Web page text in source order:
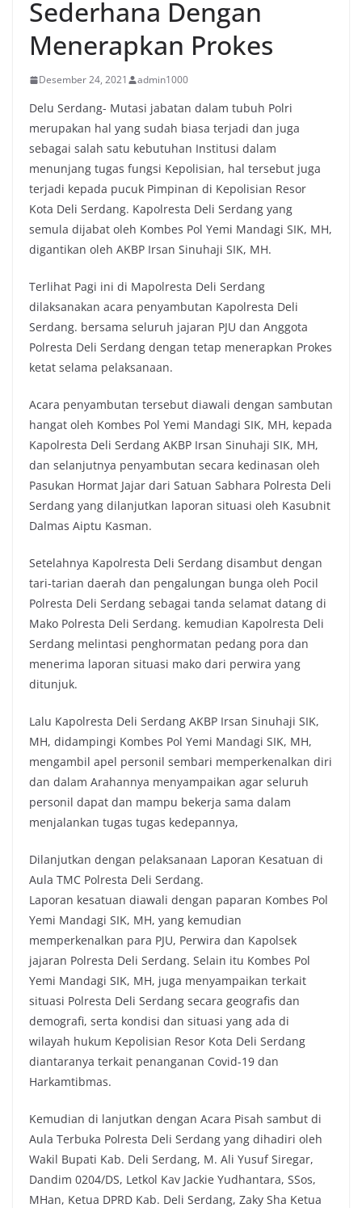
Sederhana Dengan
Menerapkan Prokes
Desember 24, 2021 admin1000
Delu Serdang- Mutasi jabatan dalam tubuh Polri
merupakan hal yang sudah biasa terjadi dan juga
sebagai salah satu kebutuhan Institusi dalam
menunjang tugas fungsi Kepolisian, hal tersebut juga
terjadi kepada pucuk Pimpinan di Kepolisian Resor
Kota Deli Serdang. Kapolresta Deli Serdang yang
semula dijabat oleh Kombes Pol Yemi Mandagi SIK, MH,
digantikan oleh AKBP Irsan Sinuhaji SIK, MH.
Terlihat Pagi ini di Mapolresta Deli Serdang
dilaksanakan acara penyambutan Kapolresta Deli
Serdang. bersama seluruh jajaran PJU dan Anggota
Polresta Deli Serdang dengan tetap menerapkan Prokes
ketat selama pelaksanaan.
Acara penyambutan tersebut diawali dengan sambutan
hangat oleh Kombes Pol Yemi Mandagi SIK, MH, kepada
Kapolresta Deli Serdang AKBP Irsan Sinuhaji SIK, MH,
dan selanjutnya penyambutan secara kedinasan oleh
Pasukan Hormat Jajar dari Satuan Sabhara Polresta Deli
Serdang yang dilanjutkan laporan situasi oleh Kasubnit
Dalmas Aiptu Kasman.
Setelahnya Kapolresta Deli Serdang disambut dengan
tari-tarian daerah dan pengalungan bunga oleh Pocil
Polresta Deli Serdang sebagai tanda selamat datang di
Mako Polresta Deli Serdang. kemudian Kapolresta Deli
Serdang melintasi penghormatan pedang pora dan
menerima laporan situasi mako dari perwira yang
ditunjuk.
Lalu Kapolresta Deli Serdang AKBP Irsan Sinuhaji SIK,
MH, didampingi Kombes Pol Yemi Mandagi SIK, MH,
mengambil apel personil sembari memperkenalkan diri
dan dalam Arahannya menyampaikan agar seluruh
personil dapat dan mampu bekerja sama dalam
menjalankan tugas tugas kedepannya,
Dilanjutkan dengan pelaksanaan Laporan Kesatuan di
Aula TMC Polresta Deli Serdang.
Laporan kesatuan diawali dengan paparan Kombes Pol
Yemi Mandagi SIK, MH, yang kemudian
memperkenalkan para PJU, Perwira dan Kapolsek
jajaran Polresta Deli Serdang. Selain itu Kombes Pol
Yemi Mandagi SIK, MH, juga menyampaikan terkait
situasi Polresta Deli Serdang secara geografis dan
demografi, serta kondisi dan situasi yang ada di
wilayah hukum Kepolisian Resor Kota Deli Serdang
diantaranya terkait penanganan Covid-19 dan
Harkamtibmas.
Kemudian di lanjutkan dengan Acara Pisah sambut di
Aula Terbuka Polresta Deli Serdang yang dihadiri oleh
Wakil Bupati Kab. Deli Serdang, M. Ali Yusuf Siregar,
Dandim 0204/DS, Letkol Kav Jackie Yudhantara, SSos,
MHan, Ketua DPRD Kab. Deli Serdang, Zaky Sha Ketua